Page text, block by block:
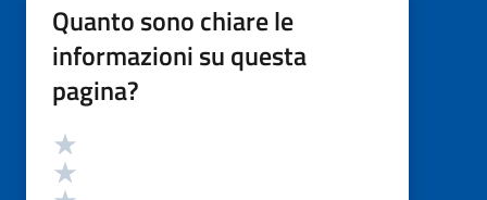
Quanto sono chiare le
informazioni su questa
pagina?
Valutazione